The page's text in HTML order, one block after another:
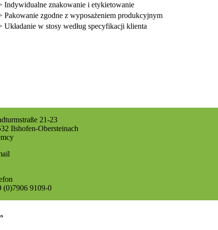
Indywidualne znakowanie i etykietowanie
Pakowanie zgodne z wyposażeniem produkcyjnym
Układanie w stosy według specyfikacji klienta
21-23
Ilshofen-Obersteinach
(0)7906 9109-0